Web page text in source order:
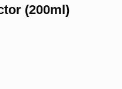
(200ml)